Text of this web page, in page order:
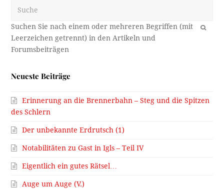
OK
Neueste Beiträge
Erinnerung an die Brennerbahn – Steg und die Spitzen
des Schlern
Der unbekannte Erdrutsch (1)
Notabilitäten zu Gast in Igls – Teil IV
Eigentlich ein gutes Rätsel…
Auge um Auge (V.)